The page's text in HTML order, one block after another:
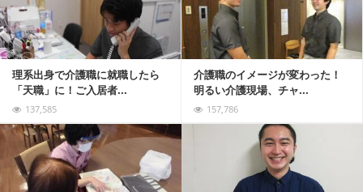
理系出身で介護職に就職したら
「天職」に！ご入居者...
137,585
介護職のイメージが変わった！
明るい介護現場、チャ...
157,786
記事を読む